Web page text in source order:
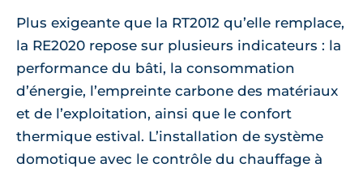
Plus exigeante que la RT2012 qu’elle remplace,
la RE2020 repose sur plusieurs indicateurs : la
performance du bâti, la consommation
d’énergie, l’empreinte carbone des matériaux
et de l’exploitation, ainsi que le confort
thermique estival. L’installation de système
domotique avec le contrôle du chauffage à